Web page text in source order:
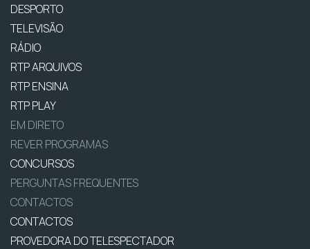
DESPORTO
TELEVISÃO
RÁDIO
RTP ARQUIVOS
RTP ENSINA
RTP PLAY
EM DIRETO
REVER PROGRAMAS
CONCURSOS
PERGUNTAS FREQUENTES
CONTACTOS
CONTACTOS
PROVEDORA DO TELESPECTADOR